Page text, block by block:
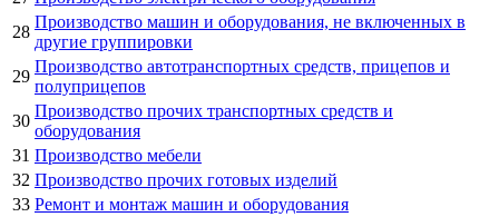
28
Производство машин и оборудования, не включенных в
другие группировки
29
Производство автотранспортных средств, прицепов и
полуприцепов
30
Производство прочих транспортных средств и
оборудования
31 Производство мебели
32 Производство прочих готовых изделий
33 Ремонт и монтаж машин и оборудования